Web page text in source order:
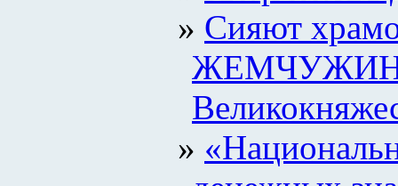
Сияют
ЖЕМЧУЖИНА